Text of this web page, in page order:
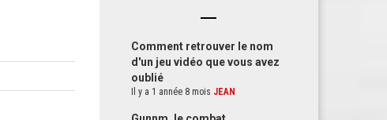
Comment retrouver le nom
d'un jeu vidéo que vous avez
oublié
Il y a 1 année 8 mois JEAN